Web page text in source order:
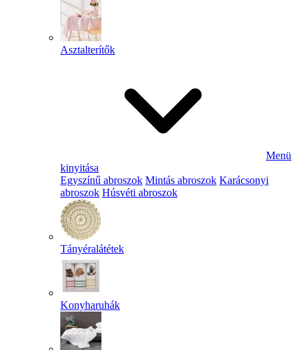
Asztalterítők
Menü
kinyitása
Egyszínű abroszok Mintás abroszok Karácsonyi
abroszok Húsvéti abroszok
Tányéralátétek
Konyharuhák